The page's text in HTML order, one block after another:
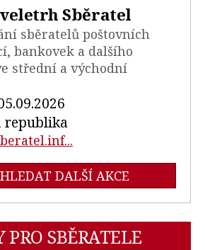
Sběratel
sběratelů poštovních
bankovek a dalšího
střední a východní
republika
DALŠÍ AKCE
PRO SBĚRATELE